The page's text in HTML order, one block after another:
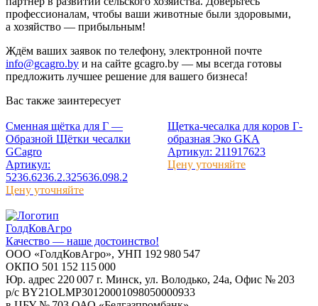
профессионалам, чтобы ваши животные были здоровыми,
а хозяйство — прибыльным!
Ждём ваших заявок по телефону, электронной почте
info@gcagro.by и на сайте gcagro.by — мы всегда готовы
предложить лучшее решение для вашего бизнеса!
Вас также заинтересует
Сменная щётка для Г —
Образной Щётки чесалки
GCagro
Артикул:
5236.6236.2.325636.098.2
Цену уточняйте
Щетка-чесалка для коров Г-
образная Эко GKA
Артикул: 211917623
Цену уточняйте
ГолдКовАгро
Качество — наше достоинство!
ООО «ГолдКовАгро», УНП 192 980 547
ОКПО 501 152 115 000
Юр. адрес 220 007 г. Минск, ул. Володько, 24а, Офис № 203
р/с BY21OLMP30120001098050000933